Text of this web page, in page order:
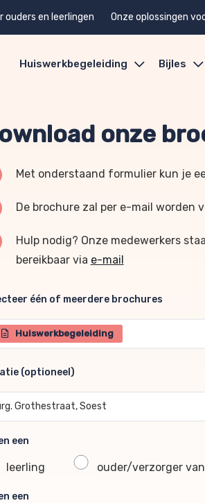
ouders en leerlingen Onze oplossingen
Huiswerkbegeleiding Bijles
onze
Met onderstaand formulier kun je
De brochure zal per e-mail worden
Hulp nodig? Onze medewerkers
bereikbaar via e-mail
één of meerdere brochures
één of meerdere brochures
Huiswerkbegeleiding
(optioneel)
(optioneel)
Grothestraat, Soest
een
leerling ouder/verzorger
een